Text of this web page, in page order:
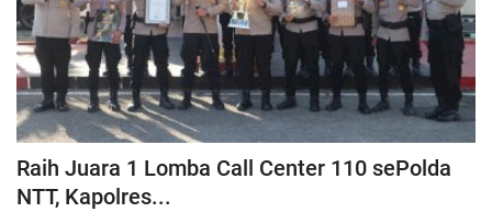
Raih Juara 1 Lomba Call Center 110 sePolda
NTT, Kapolres...